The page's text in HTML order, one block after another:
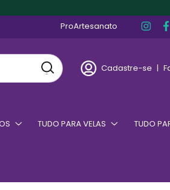
ProArtesanato
Cadastre-se |
TUDO PARA VELAS TUDO